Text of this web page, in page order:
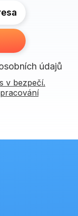
údajů
v bezpečí.